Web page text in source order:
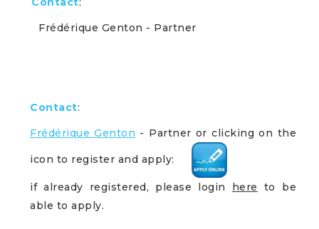
Frédérique Genton - Partner
Contact:
Frédérique Genton - Partner or clicking on the
icon to register and apply:
if already registered, please login here
to be
able to apply.